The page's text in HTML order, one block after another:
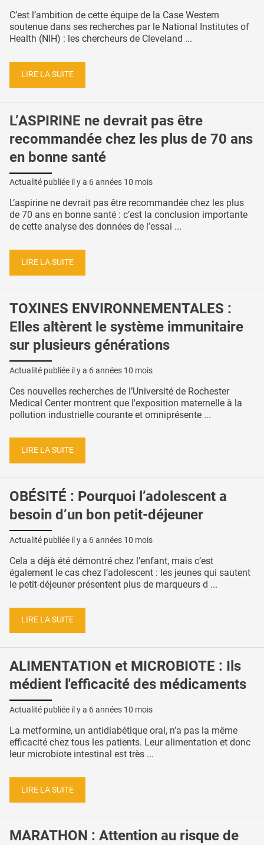
C’est l’ambition de cette équipe de la Case Western
soutenue dans ses recherches par le National Institutes of
Health (NIH) : les chercheurs de Cleveland ...
LIRE LA SUITE
L’ASPIRINE ne devrait pas être
recommandée chez les plus de 70 ans
en bonne santé
Actualité publiée il y a 6 années 10 mois
L’aspirine ne devrait pas être recommandée chez les plus
de 70 ans en bonne santé : c’est la conclusion importante
de cette analyse des données de l’essai ...
LIRE LA SUITE
TOXINES ENVIRONNEMENTALES :
Elles altèrent le système immunitaire
sur plusieurs générations
Actualité publiée il y a 6 années 10 mois
Ces nouvelles recherches de l’Université de Rochester
Medical Center montrent que l'exposition maternelle à la
pollution industrielle courante et omniprésente ...
LIRE LA SUITE
OBÉSITÉ : Pourquoi l’adolescent a
besoin d’un bon petit-déjeuner
Actualité publiée il y a 6 années 10 mois
Cela a déjà été démontré chez l’enfant, mais c’est
également le cas chez l’adolescent : les jeunes qui sautent
le petit-déjeuner présentent plus de marqueurs d ...
LIRE LA SUITE
ALIMENTATION et MICROBIOTE : Ils
médient l'efficacité des médicaments
Actualité publiée il y a 6 années 10 mois
La metformine, un antidiabétique oral, n’a pas la même
efficacité chez tous les patients. Leur alimentation et donc
leur microbiote intestinal est très ...
LIRE LA SUITE
MARATHON : Attention au risque de